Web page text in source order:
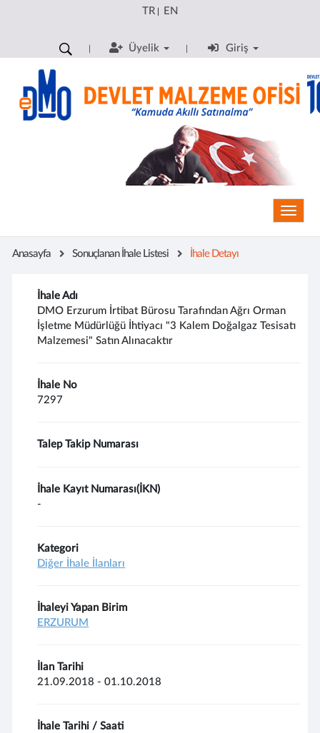
TR| EN
Üyelik Giriş
Anasayfa Sonuçlanan İhale Listesi İhale Detayı
İhale Adı
DMO Erzurum İrtibat Bürosu Tarafından Ağrı Orman
İşletme Müdürlüğü İhtiyacı "3 Kalem Doğalgaz Tesisatı
Malzemesi" Satın Alınacaktır
İhale No
7297
Talep Takip Numarası
İhale Kayıt Numarası(İKN)
-
Kategori
Diğer İhale İlanları
İhaleyi Yapan Birim
ERZURUM
İlan Tarihi
21.09.2018 - 01.10.2018
İhale Tarihi / Saati